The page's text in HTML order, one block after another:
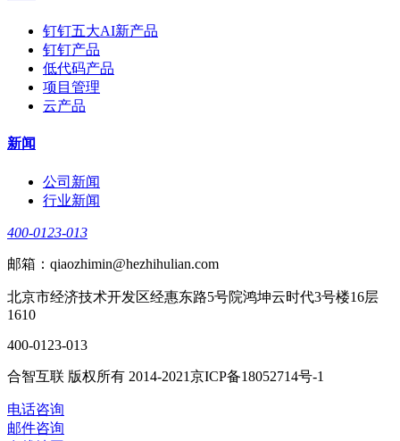
钉钉五大AI新产品
钉钉产品
低代码产品
项目管理
云产品
新闻
公司新闻
行业新闻
400-0123-013
邮箱：qiaozhimin@hezhihulian.com
北京市经济技术开发区经惠东路5号院鸿坤云时代3号楼16层
1610
400-0123-013
合智互联 版权所有 2014-2021京ICP备18052714号-1
电话咨询
邮件咨询